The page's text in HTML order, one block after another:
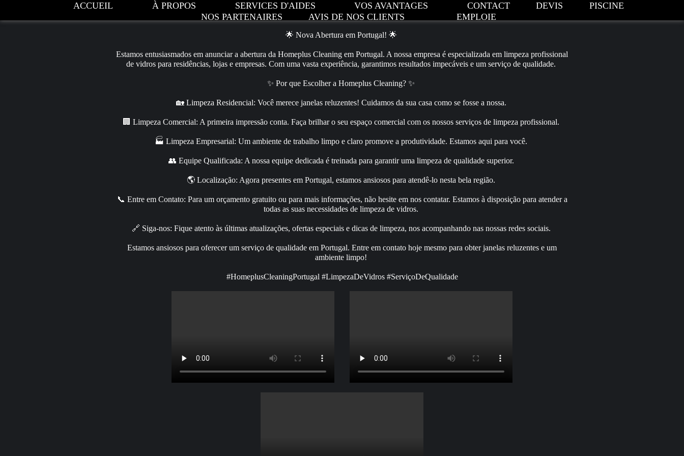
ACCUEIL À PROPOS SERVICES D'AIDES VOS AVANTAGES CONTACT DEVIS
PISCINE
NOS PARTENAIRES
AVIS DE NOS CLIENTS EMPLOIE
🌟 Nova Abertura em Portugal! 🌟
Estamos entusiasmados em anunciar a abertura da Homeplus Cleaning em Portugal. A nossa empresa é especializada em limpeza profissional
de vidros para residências, lojas e empresas. Com uma vasta experiência, garantimos resultados impecáveis e um serviço de qualidade.
✨ Por que Escolher a Homeplus Cleaning? ✨
🏡 Limpeza Residencial: Você merece janelas reluzentes! Cuidamos da sua casa como se fosse a nossa.
🏢 Limpeza Comercial: A primeira impressão conta. Faça brilhar o seu espaço comercial com os nossos serviços de limpeza profissional.
🏭 Limpeza Empresarial: Um ambiente de trabalho limpo e claro promove a produtividade. Estamos aqui para você.
👥 Equipe Qualificada: A nossa equipe dedicada é treinada para garantir uma limpeza de qualidade superior.
🌎 Localização: Agora presentes em Portugal, estamos ansiosos para atendê-lo nesta bela região.
📞 Entre em Contato: Para um orçamento gratuito ou para mais informações, não hesite em nos contatar. Estamos à disposição para atender a
todas as suas necessidades de limpeza de vidros.
🔗 Siga-nos: Fique atento às últimas atualizações, ofertas especiais e dicas de limpeza, nos acompanhando nas nossas redes sociais.
Estamos ansiosos para oferecer um serviço de qualidade em Portugal. Entre em contato hoje mesmo para obter janelas reluzentes e um
ambiente limpo!
#HomeplusCleaningPortugal #LimpezaDeVidros #ServiçoDeQualidade